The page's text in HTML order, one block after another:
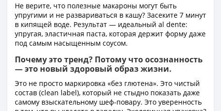
Не верите, что полезные макароны могут быть
упругими и не развариваться в кашу? Засеките 7 минут
в кипящей воде. Результат — идеальный al dente:
упругая, эластичная паста, которая держит форму даже
под самым насыщенным соусом.
Почему это тренд? Потому что осознанность
— это новый здоровый образ жизни.
Это не просто маркировка «без глютена». Это чистый
состав (clean label), который не стыдно показать даже
самому взыскательному шеф-повару. Это уверенность